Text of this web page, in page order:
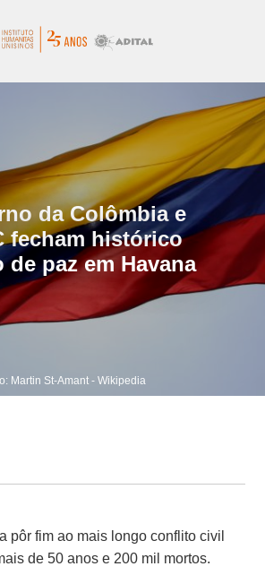
da Colômbia e
fecham histórico
de paz em Havana
Martin St-Amant - Wikipedia
pôr fim ao mais longo conflito civil
de 50 anos e 200 mil mortos.